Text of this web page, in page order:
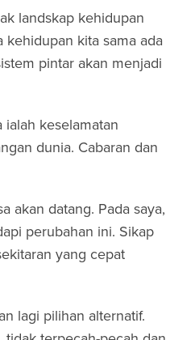
landskap kehidupan
kita sama ada
pintar akan menjadi
keselamatan
dunia. Cabaran dan
akan datang. Pada saya,
perubahan ini. Sikap
yang cepat
lagi pilihan alternatif.